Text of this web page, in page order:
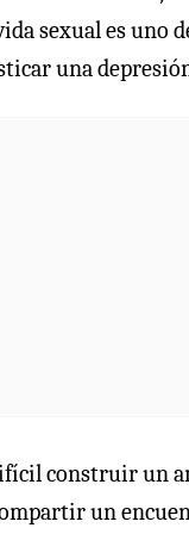
sexual es uno
una
construir un
un